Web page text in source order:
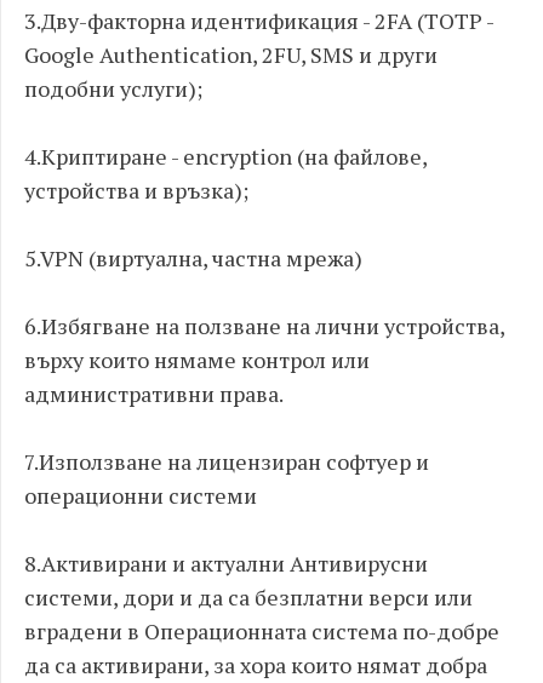
3.Дву-факторна идентификация - 2FA (TOTP -
Google Authentication, 2FU, SMS и други
подобни услуги);
4.Криптиране - еncryption (на файлове,
устройства и връзка);
5.VPN (виртуална, частна мрежа)
6.Избягване на ползване на лични устройства,
върху които нямаме контрол или
административни права.
7.Използване на лицензиран софтуер и
операционни системи
8.Активирани и актуални Антивирусни
системи, дори и да са безплатни верси или
вградени в Операционната система по-добре
да са активирани, за хора които нямат добра